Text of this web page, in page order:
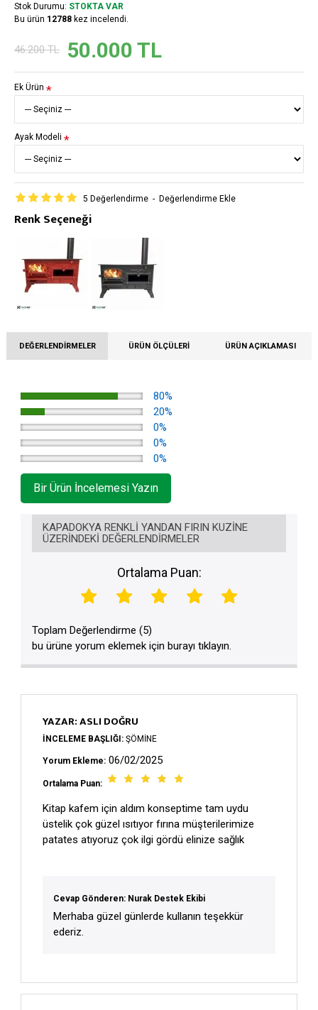
Stok Durumu: STOKTA VAR
Bu ürün 12788 kez incelendi.
5 Değerlendirme - Değerlendirme Ekle
50.000 TL
46.200 TL
Ek Ürün
Ayak Modeli
Renk Seçeneği
DEĞERLENDIRMELER ÜRÜN ÖLÇÜLERI ÜRÜN AÇIKLAMASI
80%
20%
0%
0%
0%
Bir Ürün İncelemesi Yazın
KAPADOKYA RENKLI YANDAN FIRIN KUZINE
ÜZERINDEKI DEĞERLENDIRMELER
Ortalama Puan:
Toplam Değerlendirme (5)
bu ürüne yorum eklemek için burayı tıklayın.
YAZAR: ASLI DOĞRU
İNCELEME BAŞLIĞI: ŞÖMINE
Yorum Ekleme: 06/02/2025
Ortalama Puan:
Kitap kafem için aldım konseptime tam uydu
üstelik çok güzel ısıtıyor fırına müşterilerimize
patates atıyoruz çok ilgi gördü elinize sağlık
Cevap Gönderen: Nurak Destek Ekibi
Merhaba güzel günlerde kullanın teşekkür
ederiz.